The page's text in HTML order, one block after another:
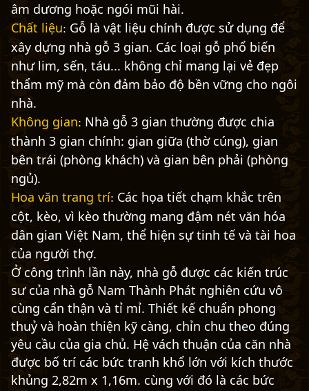
âm dương hoặc ngói mũi hài.
Chất liệu: Gỗ là vật liệu chính được sử dụng để
xây dựng nhà gỗ 3 gian. Các loại gỗ phổ biến
như lim, sến, táu... không chỉ mang lại vẻ đẹp
thẩm mỹ mà còn đảm bảo độ bền vững cho ngôi
nhà.
Không gian: Nhà gỗ 3 gian thường được chia
thành 3 gian chính: gian giữa (thờ cúng), gian
bên trái (phòng khách) và gian bên phải (phòng
ngủ).
Hoa văn trang trí: Các họa tiết chạm khắc trên
cột, kèo, vì kèo thường mang đậm nét văn hóa
dân gian Việt Nam, thể hiện sự tinh tế và tài hoa
của người thợ.
Ở công trình lần này, nhà gỗ được các kiến trúc
sư của nhà gỗ Nam Thành Phát nghiên cứu vô
cùng cẩn thận và tỉ mỉ. Thiết kế chuẩn phong
thuỷ và hoàn thiện kỹ càng, chỉn chu theo đúng
yêu cầu của gia chủ. Hệ vách thuận của căn nhà
được bố trí các bức tranh khổ lớn với kích thước
khủng 2,82m x 1,16m. cùng với đó là các bức